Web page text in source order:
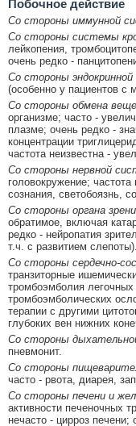
Побочное действие
Со стороны иммунной
Со стороны системы
лейкопения,
очень редко -
Со стороны
(особенно у пациентов с
Со стороны обмена
организме; часто -
плазме; очень редко -
концентрации
частота неизвестна -
Со стороны нервной
головокружение;
сознания, светобоязнь,
Со стороны органа
обратимое, включая
редко - нейропатия
т.ч. с развитием слепоты).
Со стороны сердечно-
транзиторные
тромбоэмболия легочных
тромбоэмболических
терапии с другими
глубоких вен нижних
Со стороны
пневмонит.
Со стороны
часто - рвота, диарея,
Со стороны печени и
активности печеночных
нечасто - цирроз печени;